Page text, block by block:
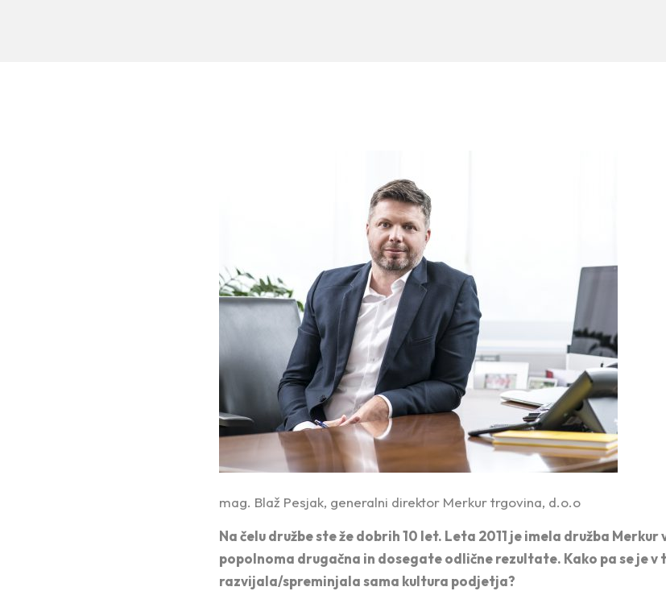
mag. Blaž Pesjak, generalni direktor Merkur trgovina, d.o.o
Na čelu družbe ste že dobrih 10 let. Leta 2011 je imela družba
popolnoma drugačna in dosegate odlične rezultate. Kako pa se je v
razvijala/spreminjala sama kultura podjetja?